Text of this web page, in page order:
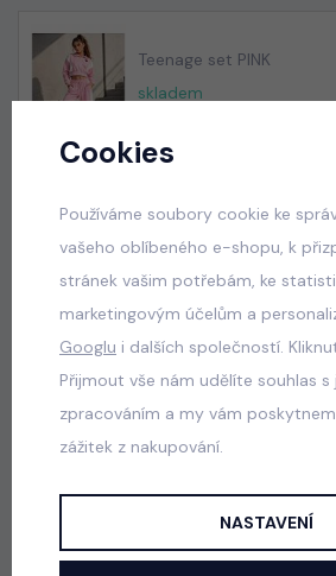
Teenage set PINK
skladem
Sunshine lounge set
skladem
590 Kč
Acid wash denim lounge
skladem
750 Kč
Cookies
Používáme soubory cookie ke
vašeho oblíbeného e-shopu, k
stránek vašim potřebám, ke
marketingovým účelům a
Googlu i dalších společností.
Přijmout vše nám udělíte souhlas s
zpracováním a my vám
zážitek z nakupování.
NASTAVENÍ